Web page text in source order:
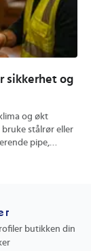
sikkerhet og
og økt
stålrør eller
pipe,
butikken din